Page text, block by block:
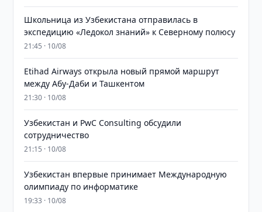
Школьница из Узбекистана отправилась в
экспедицию «Ледокол знаний» к Северному полюсу
21:45 · 10/08
Etihad Airways открыла новый прямой маршрут
между Абу-Даби и Ташкентом
21:30 · 10/08
Узбекистан и PwC Consulting обсудили
сотрудничество
21:15 · 10/08
Узбекистан впервые принимает Международную
олимпиаду по информатике
19:33 · 10/08